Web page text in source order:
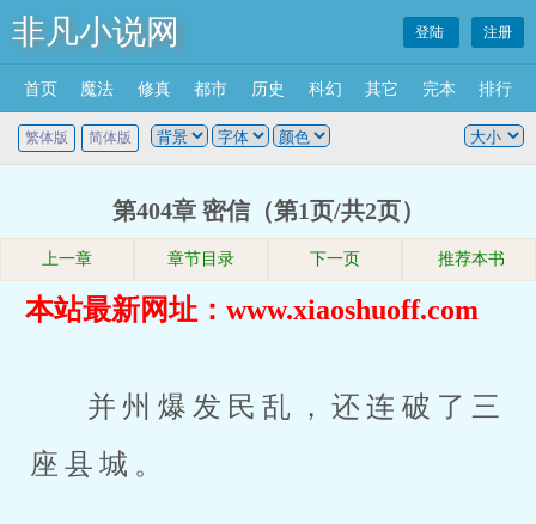
非凡小说网 登陆 注册
首页 魔法 修真 都市 历史 科幻 其它 完本 排行
繁体版 简体版
第404章 密信（第1页/共2页）
上一章 章节目录 下一页 推荐本书
本站最新网址：www.xiaoshuoff.com
并州爆发民乱，还连破了三
座县城。